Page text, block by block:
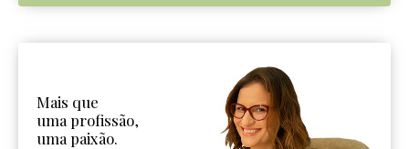
Mais que
uma profissão,
uma paixão.